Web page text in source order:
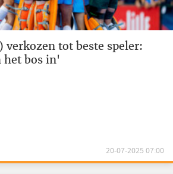
verkozen tot beste speler:
het bos in'
20-07-2025 07:00